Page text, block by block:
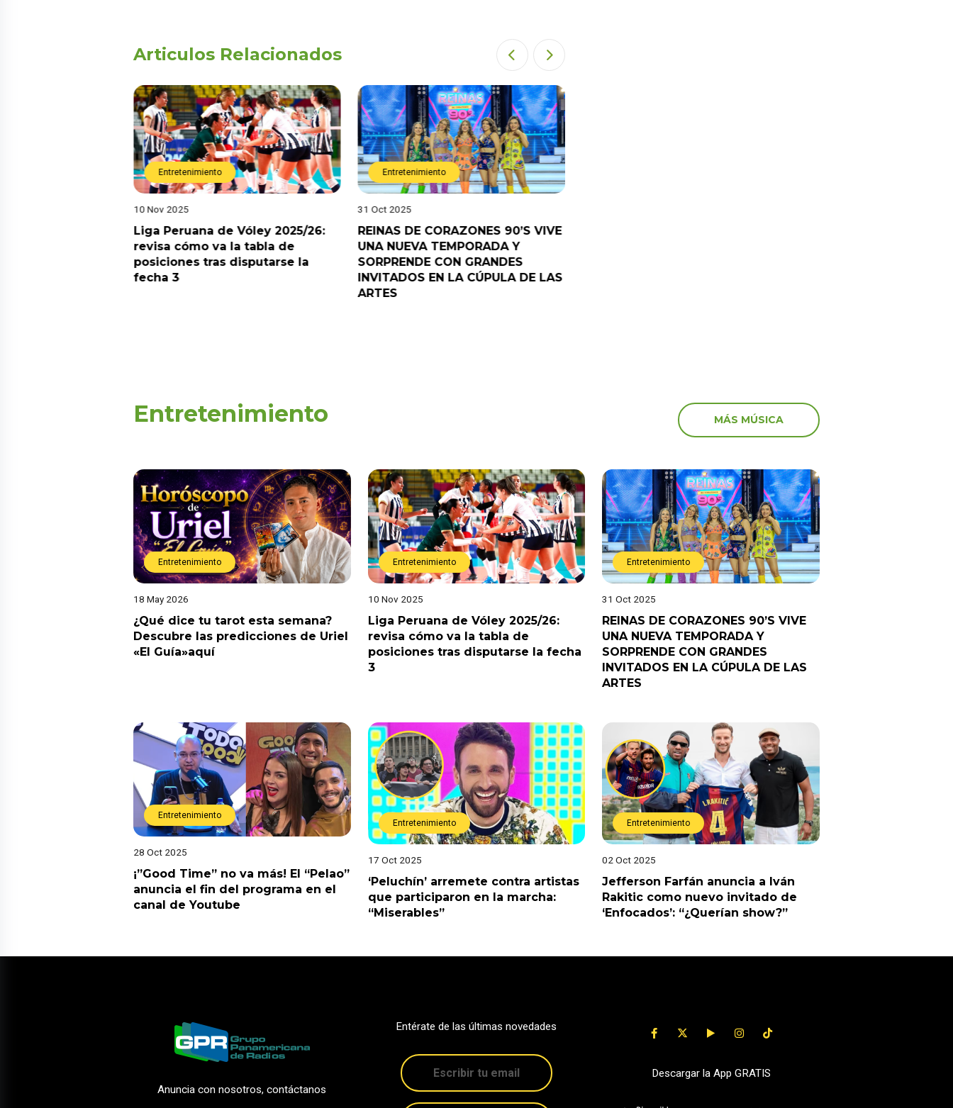
Articulos Relacionados
Entretenimiento
10 Nov 2025
Liga Peruana de Vóley 2025/26:
revisa cómo va la tabla de
posiciones tras disputarse la
fecha 3
Entretenimiento
31 Oct 2025
REINAS DE CORAZONES 90’S VIVE
UNA NUEVA TEMPORADA Y
SORPRENDE CON GRANDES
INVITADOS EN LA CÚPULA DE LAS
ARTES
Entretenimiento MÁS MÚSICA
Entretenimiento
18 May 2026
¿Qué dice tu tarot esta semana?
Descubre las predicciones de Uriel
«El Guía»aquí
Entretenimiento
10 Nov 2025
Liga Peruana de Vóley 2025/26:
revisa cómo va la tabla de
posiciones tras disputarse la fecha
3
Entretenimiento
31 Oct 2025
REINAS DE CORAZONES 90’S VIVE
UNA NUEVA TEMPORADA Y
SORPRENDE CON GRANDES
INVITADOS EN LA CÚPULA DE LAS
ARTES
Entretenimiento
28 Oct 2025
¡”Good Time” no va más! El “Pelao”
anuncia el fin del programa en el
canal de Youtube
Entretenimiento
17 Oct 2025
‘Peluchín’ arremete contra artistas
que participaron en la marcha:
“Miserables”
Entretenimiento
02 Oct 2025
Jefferson Farfán anuncia a Iván
Rakitic como nuevo invitado de
‘Enfocados’: “¿Querían show?”
Anuncia con nosotros, contáctanos
Entérate de las últimas novedades
Descargar la App GRATIS